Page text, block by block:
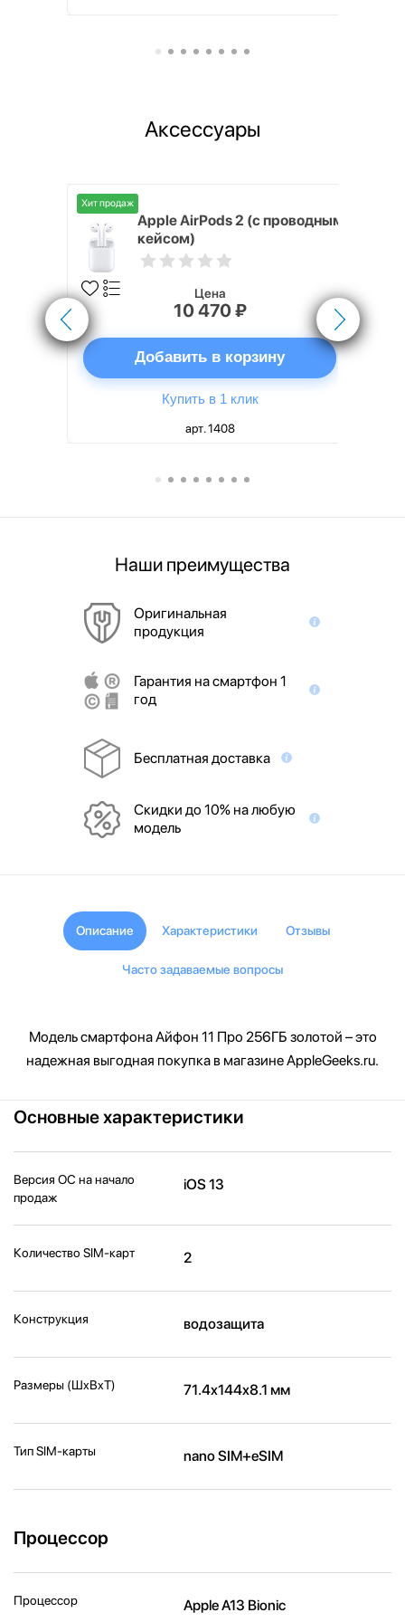
Аксессуары
Хит продаж
Apple AirPods 2 (с проводным
кейсом)
Цена
10 470 ₽
Добавить в корзину
Купить в 1 клик
арт. 1408
Наши преимущества
Оригинальная
продукция
Гарантия на смартфон 1
год
Бесплатная доставка
Скидки до 10% на любую
модель
Описание Характеристики Отзывы
Часто задаваемые вопросы
Модель смартфона Айфон 11 Про 256ГБ золотой – это
надежная выгодная покупка в магазине AppleGeeks.ru.
Основные характеристики
Версия ОС на начало
продаж
iOS 13
Количество SIM-карт 2
Конструкция водозащита
Размеры (ШxВxТ) 71.4x144x8.1 мм
Тип SIM-карты nano SIM+eSIM
Процессор
Процессор Apple A13 Bionic